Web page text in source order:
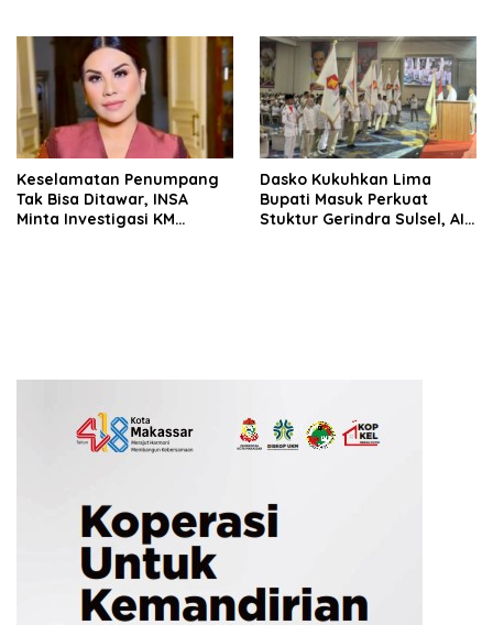
Keselamatan Penumpang
Tak Bisa Ditawar, INSA
Minta Investigasi KM
Dasko Kukuhkan Lima
Bupati Masuk Perkuat
Stuktur Gerindra Sulsel, AIA